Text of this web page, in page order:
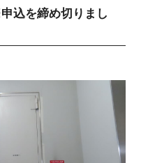
込を締め切りまし